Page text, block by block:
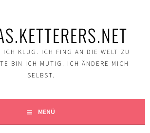
ICH KLUG. ICH FING AN DIE WELT ZU
BIN ICH MUTIG. ICH ÄNDERE MICH
SELBST.
MENÜ